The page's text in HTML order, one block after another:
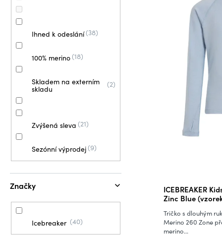
a
n
Ihned k odeslání 38
100% merino 18
Skladem na externím
skladu
2
Zvýšená sleva 21
Sezónní výprodej 9
Značky
Icebreaker 40
ICEBREAKER
Zinc Blue
Tričko s dlouhým
Merino 260 Zone
merino...